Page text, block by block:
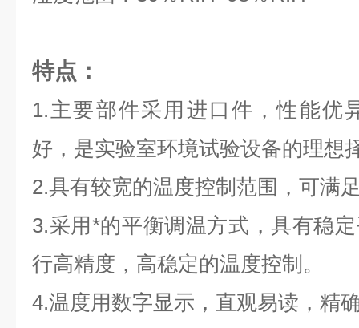
特点：
1. 主要部件采用进口件，性能优
好，是实验室环境试验设备的理想
2.具有较宽的温度控制范围，可满
3.采用*的平衡调温方式，具有稳
行高精度，高稳定的温度控制。
4.温度用数字显示，直观易读，精